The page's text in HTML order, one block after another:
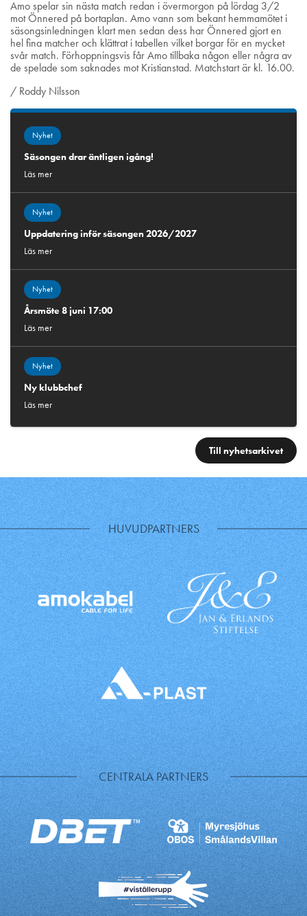
Amo spelar sin nästa match redan i övermorgon på lördag 3/2
mot Önnered på bortaplan. Amo vann som bekant hemmamötet i
säsongsinledningen klart men sedan dess har Önnered gjort en
hel fina matcher och klättrat i tabellen vilket borgar för en mycket
svår match. Förhoppningsvis får Amo tillbaka någon eller några av
de spelade som saknades mot Kristianstad. Matchstart är kl. 16.00.
/ Roddy Nilsson
Nyhet
Säsongen drar äntligen igång!
Läs mer
Nyhet
Uppdatering inför säsongen 2026/2027
Läs mer
Nyhet
Årsmöte 8 juni 17:00
Läs mer
Nyhet
Ny klubbchef
Läs mer
Till nyhetsarkivet
HUVUDPARTNERS
CENTRALA PARTNERS